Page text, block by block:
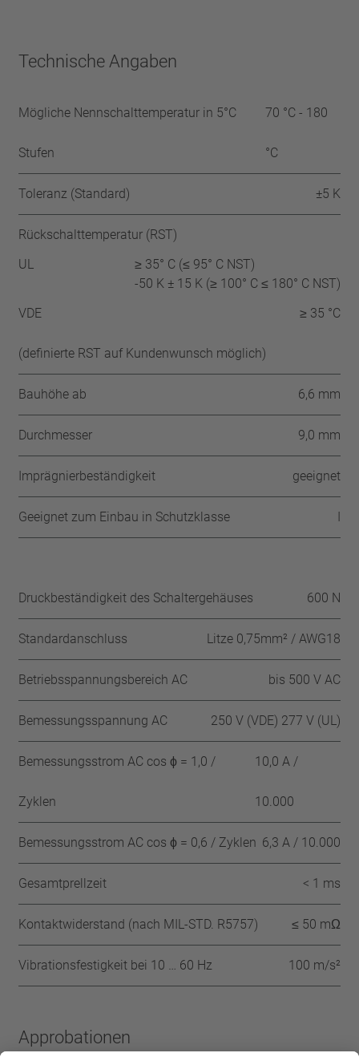
Technische Angaben
Mögliche Nennschalttemperatur in 5°C
Stufen
70 °C - 180
°C
Toleranz (Standard) ±5 K
Rückschalttemperatur (RST)
UL
≥ 35° C (≤ 95° C NST)
-50 K ± 15 K (≥ 100° C ≤ 180° C NST)
VDE
≥ 35 °C
(definierte RST auf Kundenwunsch möglich)
Bauhöhe ab 6,6 mm
Durchmesser 9,0 mm
Imprägnierbeständigkeit geeignet
Geeignet zum Einbau in Schutzklasse I
Druckbeständigkeit des Schaltergehäuses 600 N
Standardanschluss Litze 0,75mm² / AWG18
Betriebsspannungsbereich AC bis 500 V AC
Bemessungsspannung AC 250 V (VDE) 277 V (UL)
Bemessungsstrom AC cos ϕ = 1,0 /
Zyklen
10,0 A /
10.000
Bemessungsstrom AC cos ϕ = 0,6 / Zyklen 6,3 A / 10.000
Gesamtprellzeit < 1 ms
Kontaktwiderstand (nach MIL-STD. R5757) ≤ 50 mΩ
Vibrationsfestigkeit bei 10 … 60 Hz 100 m/s²
Approbationen